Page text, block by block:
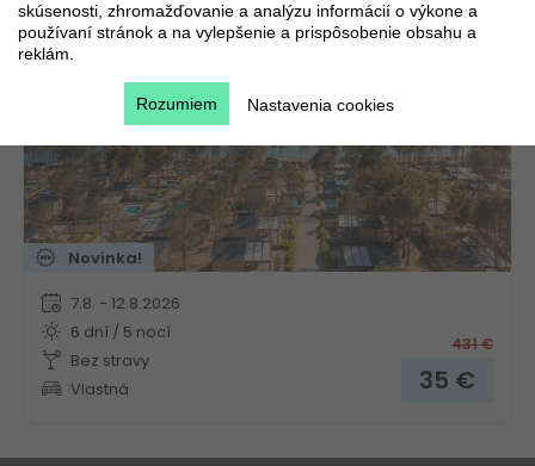
Chorvátsko Kvarner
Novinka!
7.8. - 12.8.2026
6 dní / 5 nocí
Bez stravy
Vlastná
431€
35 €
skúsenosti, zhromažďovanie a analýzu informácií o výkone a
používaní stránok a na vylepšenie a prispôsobenie obsahu a
reklám.
Nastavenia cookies
Rozumiem